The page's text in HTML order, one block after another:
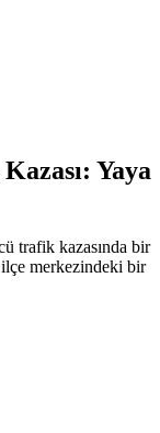
Yaya
trafik kazasında bir
ilçe merkezindeki bir